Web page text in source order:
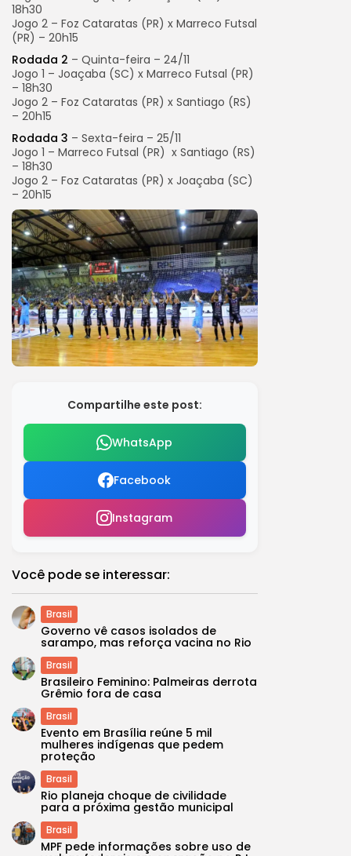
18h30
Jogo 2 – Foz Cataratas (PR) x Marreco Futsal
(PR) – 20h15
Rodada 2 – Quinta-feira – 24/11
Jogo 1 – Joaçaba (SC) x Marreco Futsal (PR)
– 18h30
Jogo 2 – Foz Cataratas (PR) x Santiago (RS)
– 20h15
Rodada 3 – Sexta-feira – 25/11
Jogo 1 – Marreco Futsal (PR) x Santiago (RS)
– 18h30
Jogo 2 – Foz Cataratas (PR) x Joaçaba (SC)
– 20h15
Compartilhe este post:
WhatsApp
Facebook
Instagram
Você pode se interessar:
Brasil
Governo vê casos isolados de
sarampo, mas reforça vacina no Rio
Brasil
Brasileiro Feminino: Palmeiras derrota
Grêmio fora de casa
Brasil
Evento em Brasília reúne 5 mil
mulheres indígenas que pedem
proteção
Brasil
Rio planeja choque de civilidade
para a próxima gestão municipal
Brasil
MPF pede informações sobre uso de